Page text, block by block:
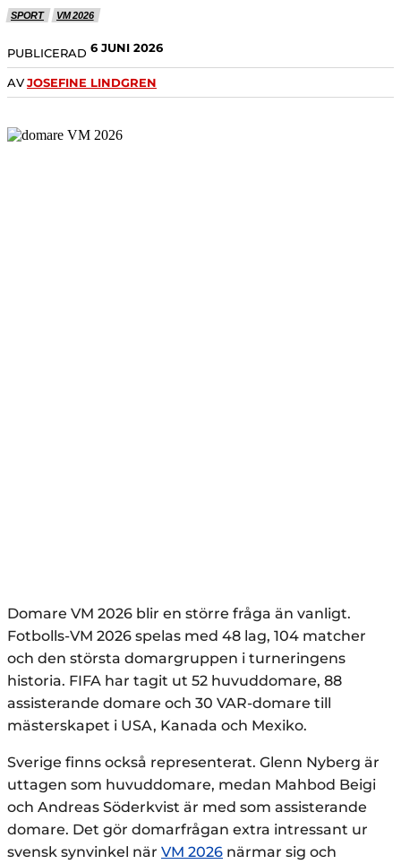
SPORT VM 2026
PUBLICERAD 6 JUNI 2026
AVJOSEFINE LINDGREN
Domare VM 2026 blir en större fråga än vanligt.
Fotbolls-VM 2026 spelas med 48 lag, 104 matcher
och den största domargruppen i turneringens
historia. FIFA har tagit ut 52 huvuddomare, 88
assisterande domare och 30 VAR-domare till
mästerskapet i USA, Kanada och Mexiko.
Sverige finns också representerat. Glenn Nyberg är
uttagen som huvuddomare, medan Mahbod Beigi
och Andreas Söderkvist är med som assisterande
domare. Det gör domarfrågan extra intressant ur
svensk synvinkel när VM 2026 närmar sig och